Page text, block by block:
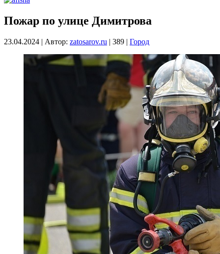
Пожар по улице Димитрова
23.04.2024 | Автор: zatosarov.ru | 389 | Город